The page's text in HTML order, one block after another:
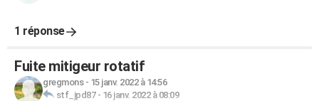
1 réponse
Fuite mitigeur rotatif
gregmons- 15 janv. 2022 à 14:56
stf_jpd87- 16 janv. 2022 à 08:09